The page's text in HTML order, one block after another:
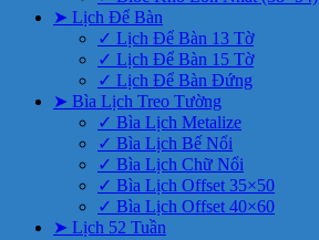
➤ Lịch Để Bàn
✓ Lịch Để Bàn 13 Tờ
✓ Lịch Để Bàn 15 Tờ
✓ Lịch Để Bàn Đứng
➤ Bìa Lịch Treo Tường
✓ Bìa Lịch Metalize
✓ Bìa Lịch Bế Nổi
✓ Bìa Lịch Chữ Nổi
✓ Bìa Lịch Offset 35×50
✓ Bìa Lịch Offset 40×60
➤ Lịch 52 Tuần